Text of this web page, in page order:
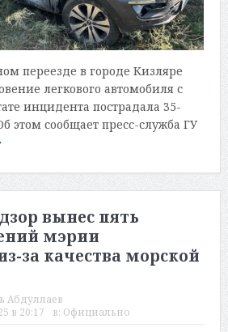
переезде в городе Кизляре
легкового автомобиля с
инцидента пострадала 35-
этом сообщает пресс-служба ГУ
вынес пять
мэрии
за качества морской
Абдуллаев
в 20:17 в: Официально